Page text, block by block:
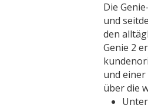
Die
und
den
Genie 2
und
über die